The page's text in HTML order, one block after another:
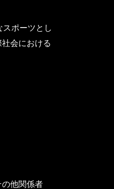
ポーツとし
会における
他関係者